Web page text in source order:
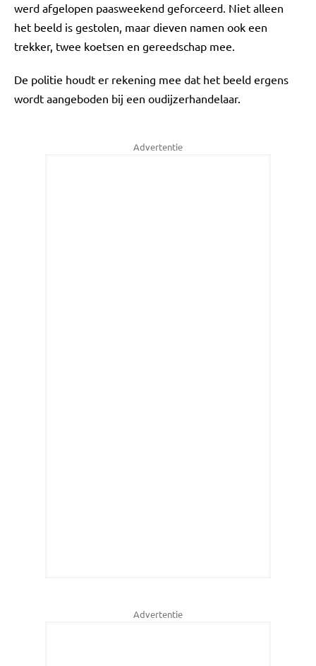
werd afgelopen paasweekend geforceerd. Niet alleen
het beeld is gestolen, maar dieven namen ook een
trekker, twee koetsen en gereedschap mee.
De politie houdt er rekening mee dat het beeld ergens
wordt aangeboden bij een oudijzerhandelaar.
Advertentie
Advertentie